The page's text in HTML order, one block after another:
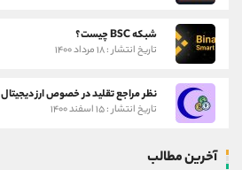
شبکه BSC چیست؟
تاریخ انتشار : ۱۸ مرداد ۱۴۰۰
نظر مراجع تقلید در خصوص ارز دیجیتال
تاریخ انتشار : ۱۵ اسفند ۱۴۰۰
آخرین مطالب